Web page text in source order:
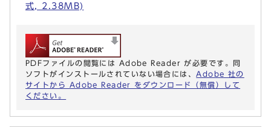
式, 2.38MB)
PDFファイルの閲覧には Adobe Reader が必要です。同
ソフトがインストールされていない場合には、 Adobe 社の
サイトから Adobe Reader をダウンロード（無償）して
ください。